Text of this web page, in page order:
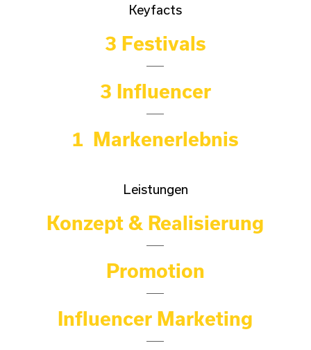
Keyfacts
3 Festivals
3 Influencer
1 Markenerlebnis
Leistungen
Konzept & Realisierung
Promotion
Influencer Marketing